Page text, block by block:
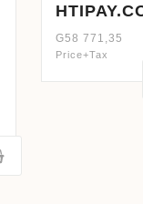
G58 771,35
Price+Tax